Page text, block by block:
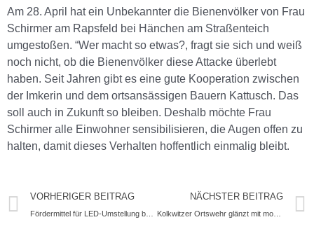
Am 28. April hat ein Unbekannter die Bienenvölker von Frau
Schirmer am Rapsfeld bei Hänchen am Straßenteich
umgestoßen. “Wer macht so etwas?, fragt sie sich und weiß
noch nicht, ob die Bienenvölker diese Attacke überlebt
haben. Seit Jahren gibt es eine gute Kooperation zwischen
der Imkerin und dem ortsansässigen Bauern Kattusch. Das
soll auch in Zukunft so bleiben. Deshalb möchte Frau
Schirmer alle Einwohner sensibilisieren, die Augen offen zu
halten, damit dieses Verhalten hoffentlich einmalig bleibt.
VORHERIGER BEITRAG NÄCHSTER BEITRAG
Kolkwitzer Ortswehr glänzt mit modernstem Fuhrpark